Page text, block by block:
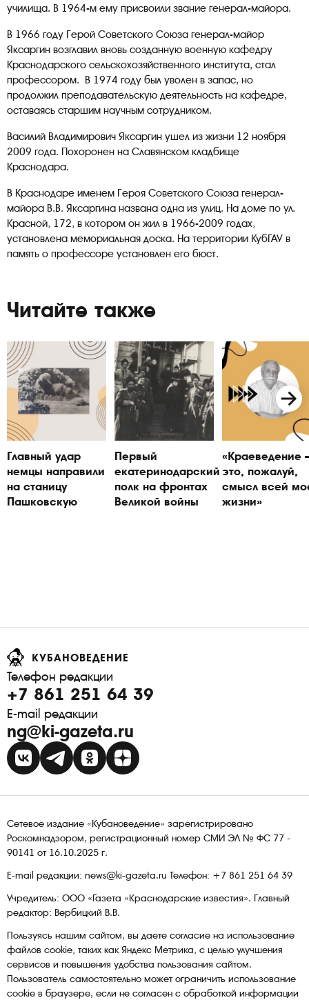
училища. В 1964-м ему присвоили звание генерал-майора.
В 1966 году Герой Советского Союза генерал-майор
Яксаргин возглавил вновь созданную военную кафедру
Краснодарского сельскохозяйственного института, стал
профессором. В 1974 году был уволен в запас, но
продолжил преподавательскую деятельность на кафедре,
оставаясь старшим научным сотрудником.
Василий Владимирович Яксаргин ушел из жизни 12 ноября
2009 года. Похоронен на Славянском кладбище
Краснодара.
В Краснодаре именем Героя Советского Союза генерал-
майора В.В. Яксаргина названа одна из улиц. На доме по ул.
Красной, 172, в котором он жил в 1966-2009 годах,
установлена мемориальная доска. На территории КубГАУ в
память о профессоре установлен его бюст.
Читайте также
Главный удар
немцы направили
на станицу
Пашковскую
Первый
екатеринодарский
полк на фронтах
Великой войны
«Краеведение
это, пожалуй,
смысл всей
жизни»
КУБАНОВЕДЕНИЕ
Телефон редакции
+7 861 251 64 39
E-mail редакции
ng@ki-gazeta.ru
Сетевое издание «Кубановедение» зарегистрировано
Роскомнадзором, регистрационный номер СМИ ЭЛ № ФС 77 -
90141 от 16.10.2025 г.
E-mail редакции: news@ki-gazeta.ru Телефон: +7 861 251 64 39
Учредитель: ООО «Газета «Краснодарские известия». Главный
редактор: Вербицкий В.В.
Пользуясь нашим сайтом, вы даете согласие на использование
файлов сооkіе, таких как Яндекс Метрика, с целью улучшения
сервисов и повышения удобства пользования сайтом.
Пользователь самостоятельно может ограничить использование
сооkіе в браузере, если не согласен с обработкой информации